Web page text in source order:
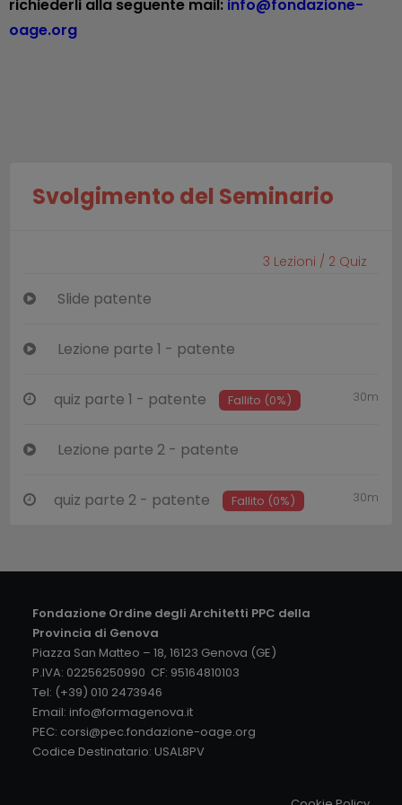
richiederli alla seguente mail: info@fondazione-
oage.org
Svolgimento del Seminario
3 Lezioni / 2 Quiz
Slide patente
Lezione parte 1 - patente
quiz parte 1 - patente Fallito (0%) 30m
Lezione parte 2 - patente
quiz parte 2 - patente Fallito (0%) 30m
Fondazione Ordine degli Architetti PPC della
Provincia di Genova
Piazza San Matteo – 18, 16123 Genova (GE)
P.IVA: 02256250990 CF: 95164810103
Tel: (+39) 010 2473946
Email: info@formagenova.it
PEC: corsi@pec.fondazione-oage.org
Codice Destinatario: USAL8PV